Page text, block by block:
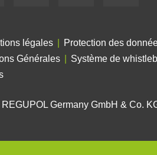
légales
Protection des
Générales
Système de
Germany GmbH & Co.